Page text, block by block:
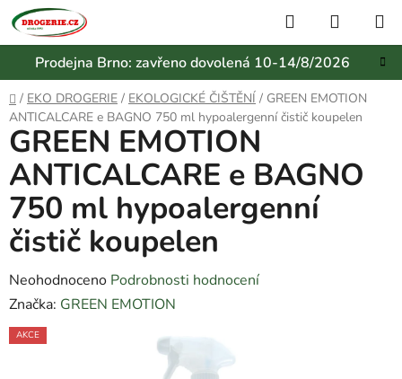
Přejít
na
obsah
Prodejna Brno: zavřeno dovolená 10-14/8/2026
Hledat
KOŠÍK
Domů
/ EKO DROGERIE / EKOLOGICKÉ ČIŠTĚNÍ / GREEN EMOTION
ANTICALCARE e BAGNO 750 ml hypoalergenní čistič koupelen
GREEN EMOTION
ANTICALCARE e BAGNO
750 ml hypoalergenní
čistič koupelen
Průměrné
hodnocení
produktu
Neohodnoceno Podrobnosti hodnocení
Značka: GREEN EMOTION
AKCE